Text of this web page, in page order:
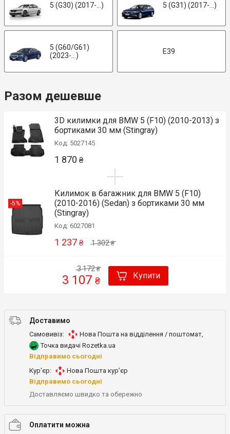
5 (G30) (2017-...) 5 (G31) (2017-...)
5 (G60/G61)
(2023-...)
E39
Разом дешевше
3D килимки для BMW 5 (F10) (2010-2013) з
бортиками 30 мм (Stingray)
Код: 5027145
1 870 ₴
-5%
Килимок в багажник для BMW 5 (F10)
(2010-2016) (Sedan) з бортиками 30 мм
(Stingray)
Код: 6027081
1 302₴
1 237 ₴
3 172₴
3 107 ₴ Купити
Доставимо
Самовивіз: Нова Пошта на відділення / поштомат,
Точка видачі Rozetka.ua
Відправимо сьогодні
Кур'єр:
Нова Пошта кур’єр
Відправимо сьогодні
Доставляємо швидко та обережно
Оплатити можна